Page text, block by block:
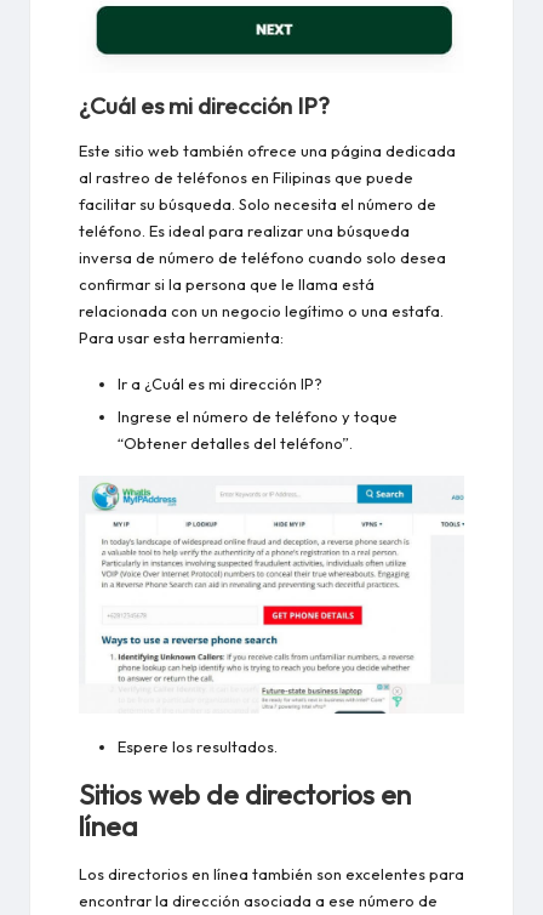
¿Cuál es mi dirección IP?
Este sitio web también ofrece una página dedicada
al rastreo de teléfonos en Filipinas que puede
facilitar su búsqueda. Solo necesita el número de
teléfono. Es ideal para realizar una búsqueda
inversa de número de teléfono cuando solo desea
confirmar si la persona que le llama está
relacionada con un negocio legítimo o una estafa.
Para usar esta herramienta:
Ir a ¿Cuál es mi dirección IP?
Ingrese el número de teléfono y toque
“Obtener detalles del teléfono”.
Espere los resultados.
Sitios web de directorios en
línea
Los directorios en línea también son excelentes para
encontrar la dirección asociada a ese número de